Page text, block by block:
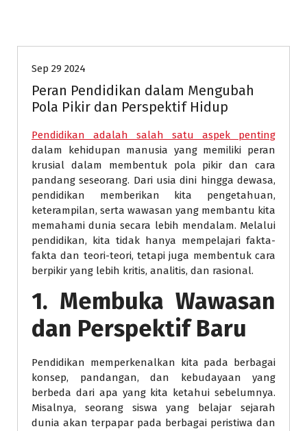
Sep 29 2024
Peran Pendidikan dalam Mengubah
Pola Pikir dan Perspektif Hidup
Pendidikan adalah salah satu aspek penting
dalam kehidupan manusia yang memiliki peran
krusial dalam membentuk pola pikir dan cara
pandang seseorang. Dari usia dini hingga dewasa,
pendidikan memberikan kita pengetahuan,
keterampilan, serta wawasan yang membantu kita
memahami dunia secara lebih mendalam. Melalui
pendidikan, kita tidak hanya mempelajari fakta-
fakta dan teori-teori, tetapi juga membentuk cara
berpikir yang lebih kritis, analitis, dan rasional.
1. Membuka Wawasan
dan Perspektif Baru
Pendidikan memperkenalkan kita pada berbagai
konsep, pandangan, dan kebudayaan yang
berbeda dari apa yang kita ketahui sebelumnya.
Misalnya, seorang siswa yang belajar sejarah
dunia akan terpapar pada berbagai peristiwa dan